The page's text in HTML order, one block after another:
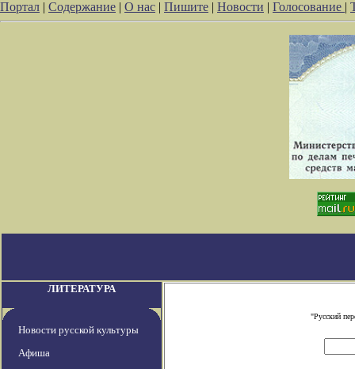
Портал | Содержание | О нас | Пишите | Новости | Голосование |
ЛИТЕРАТУРА
Новости русской культуры
Афиша
"Русский